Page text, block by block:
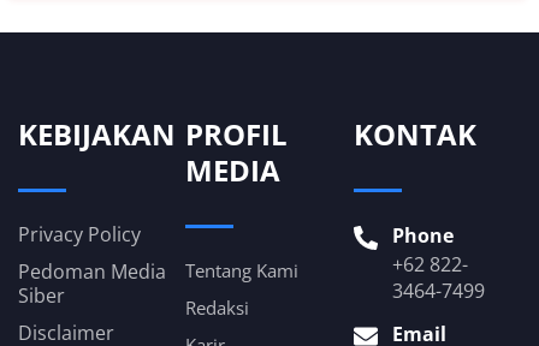
KEBIJAKAN
Privacy Policy
Pedoman Media
Siber
Disclaimer
PROFIL
MEDIA
Tentang Kami
Redaksi
KONTAK
Phone
+62 822-
3464-7499
Email